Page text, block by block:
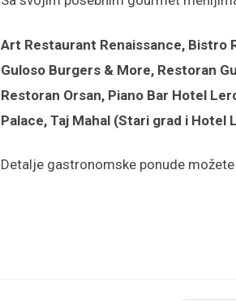
Art Restaurant Renaissance, Bistro
Guloso Burgers & More, Restoran
Restoran Orsan, Piano Bar Hotel
Palace, Taj Mahal (Stari grad i
Detalje gastronomske ponude